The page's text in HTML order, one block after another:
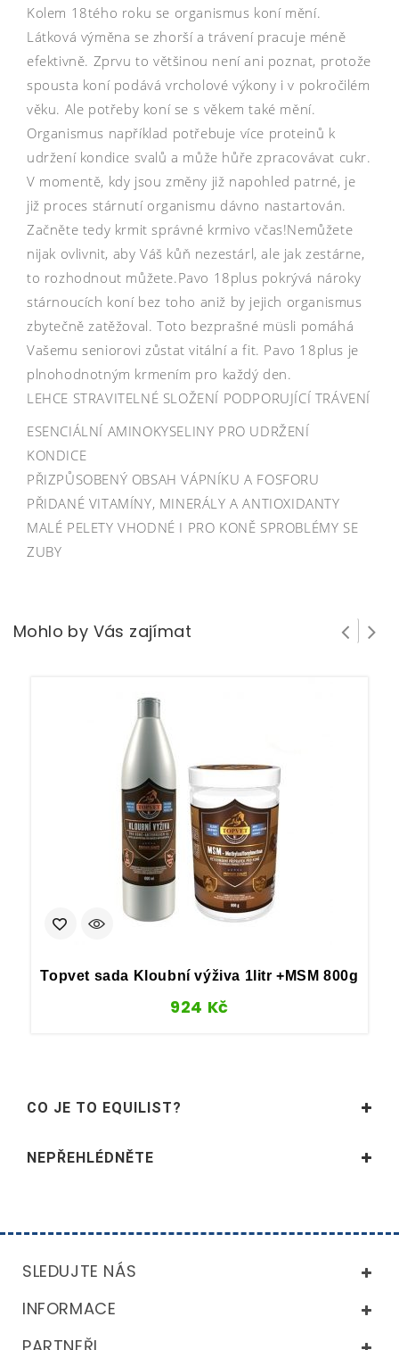
Kolem 18tého roku se organismus koní mění.
Látková výměna se zhorší a trávení pracuje méně
efektivně. Zprvu to většinou není ani poznat, protože
spousta koní podává vrcholové výkony i v pokročilém
věku. Ale potřeby koní se s věkem také mění.
Organismus například potřebuje více proteinů k
udržení kondice svalů a může hůře zpracovávat cukr.
V momentě, kdy jsou změny již napohled patrné, je
již proces stárnutí organismu dávno nastartován.
Začněte tedy krmit správné krmivo včas!Nemůžete
nijak ovlivnit, aby Váš kůň nezestárl, ale jak zestárne,
to rozhodnout můžete.Pavo 18plus pokrývá nároky
stárnoucích koní bez toho aniž by jejich organismus
zbytečně zatěžoval. Toto bezprašné müsli pomáhá
Vašemu seniorovi zůstat vitální a fit. Pavo 18plus je
plnohodnotným krmením pro každý den.
LEHCE STRAVITELNÉ SLOŽENÍ PODPORUJÍCÍ TRÁVENÍ
ESENCIÁLNÍ AMINOKYSELINY PRO UDRŽENÍ
KONDICE
PŘIZPŮSOBENÝ OBSAH VÁPNÍKU A FOSFORU
PŘIDANÉ VITAMÍNY, MINERÁLY A ANTIOXIDANTY
MALÉ PELETY VHODNÉ I PRO KONĚ SPROBLÉMY SE
ZUBY
Mohlo by Vás zajímat
Topvet sada Kloubní výživa 1litr +MSM 800g
924 Kč
CO JE TO EQUILIST?
NEPŘEHLÉDNĚTE
SLEDUJTE NÁS
INFORMACE